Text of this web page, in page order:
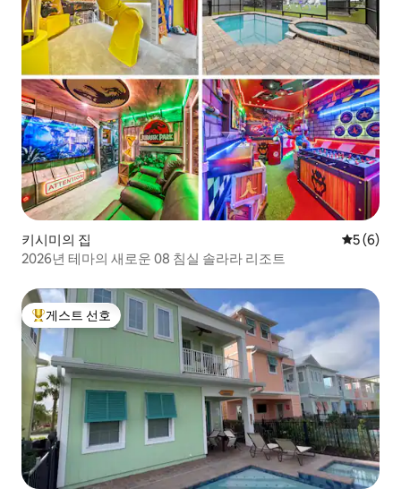
키시미의 집 평점 5점
5 (6)
2026년 테마의 새로운 08 침실 솔라라 리조트
상위 게스트 선호
게스트 선호